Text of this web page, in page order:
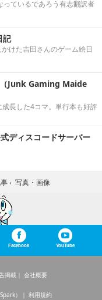
っているであろう有志翻訳者
記
けた吉田さんのゲーム絵日
（Junk Gaming Maide
長した4コマ。単行本も好評
ディスコードサーバー
› 写真・画像
Facebook YouTube
掲載
会社概要
）
利用規約